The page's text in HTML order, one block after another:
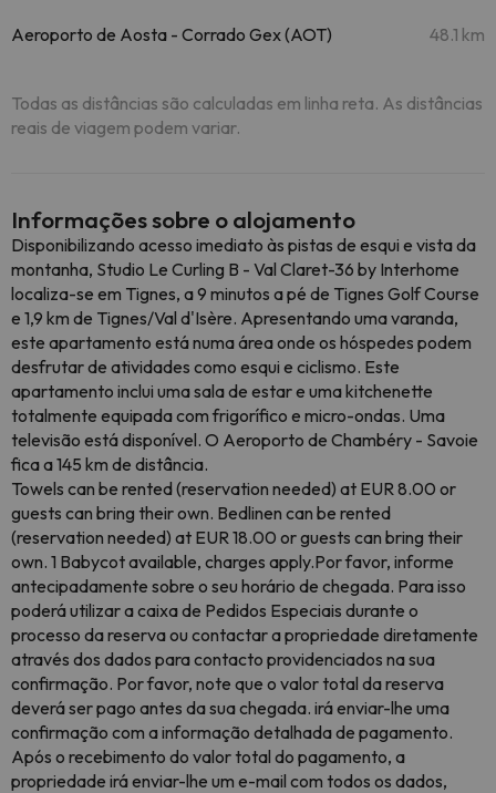
Aeroporto de Aosta - Corrado Gex (AOT) 48.1 km
Todas as distâncias são calculadas em linha reta. As distâncias
reais de viagem podem variar.
Informações sobre o alojamento
Disponibilizando acesso imediato às pistas de esqui e vista da
montanha, Studio Le Curling B - Val Claret-36 by Interhome
localiza-se em Tignes, a 9 minutos a pé de Tignes Golf Course
e 1,9 km de Tignes/Val d'Isère. Apresentando uma varanda,
este apartamento está numa área onde os hóspedes podem
desfrutar de atividades como esqui e ciclismo. Este
apartamento inclui uma sala de estar e uma kitchenette
totalmente equipada com frigorífico e micro-ondas. Uma
televisão está disponível. O Aeroporto de Chambéry - Savoie
fica a 145 km de distância.
Towels can be rented (reservation needed) at EUR 8.00 or
guests can bring their own. Bedlinen can be rented
(reservation needed) at EUR 18.00 or guests can bring their
own. 1 Babycot available, charges apply.Por favor, informe
antecipadamente sobre o seu horário de chegada. Para isso
poderá utilizar a caixa de Pedidos Especiais durante o
processo da reserva ou contactar a propriedade diretamente
através dos dados para contacto providenciados na sua
confirmação. Por favor, note que o valor total da reserva
deverá ser pago antes da sua chegada. irá enviar-lhe uma
confirmação com a informação detalhada de pagamento.
Após o recebimento do valor total do pagamento, a
propriedade irá enviar-lhe um e-mail com todos os dados,